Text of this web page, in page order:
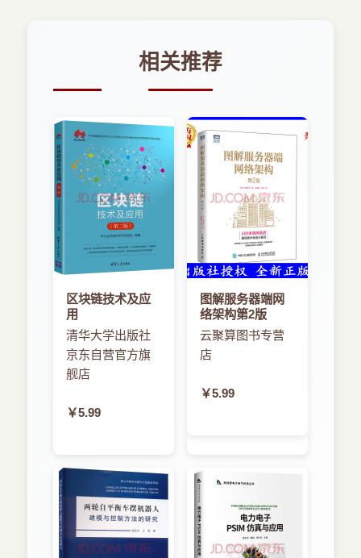
相关推荐
区块链技术及应
用
清华大学出版社
京东自营官方旗
舰店
￥5.99
图解服务器端网
络架构第2版
云聚算图书专营
店
￥5.99